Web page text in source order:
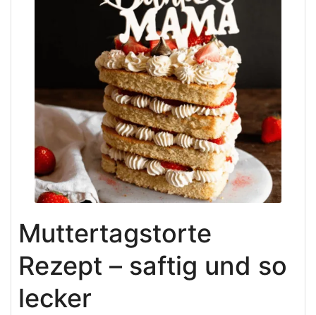
Muttertagstorte
Rezept – saftig und so
lecker